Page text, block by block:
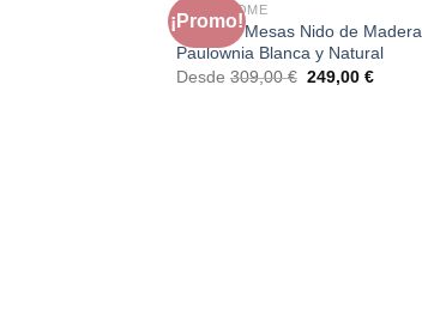
¡Promo!
FAURA HOME
Set de 3 Mesas Nido de Madera
Paulownia Blanca y Natural
Desde 309,00€ El
249,00€El